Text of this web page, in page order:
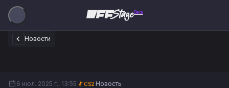
Beta
Новости
6 июл. 2025 г., 13:55 CS2 Новость